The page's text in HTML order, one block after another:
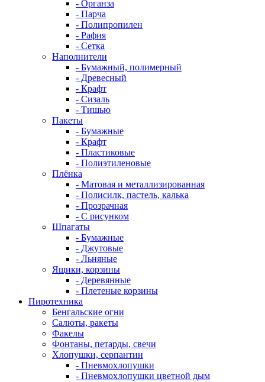
- Органза
- Парча
- Полипропилен
- Рафия
- Сетка
Наполнители
- Бумажный, полимерный
- Древесный
- Крафт
- Сизаль
- Тишью
Пакеты
- Бумажные
- Крафт
- Пластиковые
- Полиэтиленовые
Плёнка
- Матовая и металлизированная
- Полисилк, пастель, калька
- Прозрачная
- С рисунком
Шпагаты
- Бумажные
- Джутовые
- Льняные
Ящики, корзины
- Деревянные
- Плетеные корзины
Пиротехника
Бенгальские огни
Салюты, ракеты
Факелы
Фонтаны, петарды, свечи
Хлопушки, серпантин
- Пневмохлопушки
- Пневмохлопушки цветной дым